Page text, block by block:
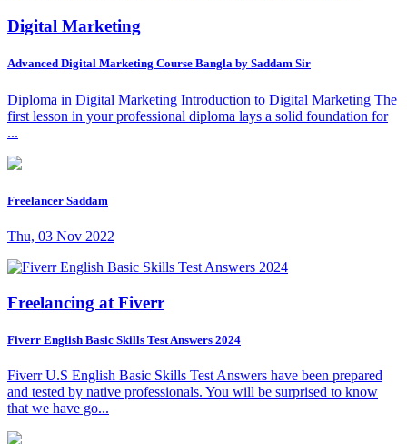
Digital Marketing
Advanced Digital Marketing Course Bangla by Saddam Sir
Diploma in Digital Marketing Introduction to Digital Marketing The
first lesson in your professional diploma lays a solid foundation for
...
Freelancer Saddam
Thu, 03 Nov 2022
Freelancing at Fiverr
Fiverr English Basic Skills Test Answers 2024
Fiverr U.S English Basic Skills Test Answers have been prepared
and tested by native professionals. You will be surprised to know
that we have go...